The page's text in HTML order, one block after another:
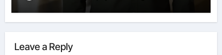
Leave a Reply